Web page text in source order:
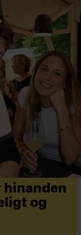
hinanden
og